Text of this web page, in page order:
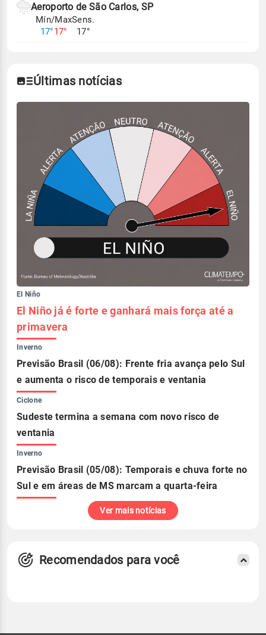
Aeroporto de São Carlos, SP
Mín/Max
17°17°
Sens.
17°
Últimas notícias
El Niño
El Niño já é forte e ganhará mais força até a
primavera
Inverno
Previsão Brasil (06/08): Frente fria avança pelo Sul
e aumenta o risco de temporais e ventania
Ciclone
Sudeste termina a semana com novo risco de
ventania
Inverno
Previsão Brasil (05/08): Temporais e chuva forte no
Sul e em áreas de MS marcam a quarta-feira
Ver mais notícias
Recomendados para você